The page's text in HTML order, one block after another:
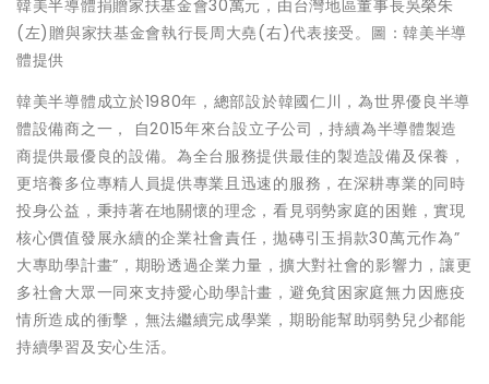
韓美半導體捐贈家扶基金會30萬元，由台灣地區董事長吳榮朱
(左)贈與家扶基金會執行長周大堯(右)代表接受。圖：韓美半導
體提供
韓美半導體成立於1980年，總部設於韓國仁川，為世界優良半導
體設備商之一， 自2015年來台設立子公司，持續為半導體製造
商提供最優良的設備。為全台服務提供最佳的製造設備及保養，
更培養多位專精人員提供專業且迅速的服務，在深耕專業的同時
投身公益，秉持著在地關懷的理念，看見弱勢家庭的困難，實現
核心價值發展永續的企業社會責任，拋磚引玉捐款30萬元作為”
大專助學計畫”，期盼透過企業力量，擴大對社會的影響力，讓更
多社會大眾一同來支持愛心助學計畫，避免貧困家庭無力因應疫
情所造成的衝擊，無法繼續完成學業，期盼能幫助弱勢兒少都能
持續學習及安心生活。